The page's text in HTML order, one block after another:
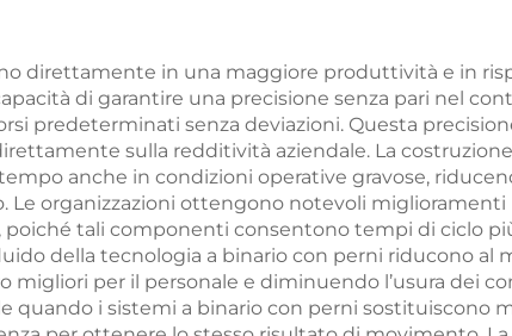
direttamente in una maggiore produttività e in
di garantire una precisione senza pari nel
predeterminati senza deviazioni. Questa
sulla redditività aziendale. La
anche in condizioni operative gravose,
Le organizzazioni ottengono notevoli miglioramenti
poiché tali componenti consentono tempi di ciclo
della tecnologia a binario con perni riducono al
per il personale e diminuendo l’usura dei
quando i sistemi a binario con perni sostituiscono